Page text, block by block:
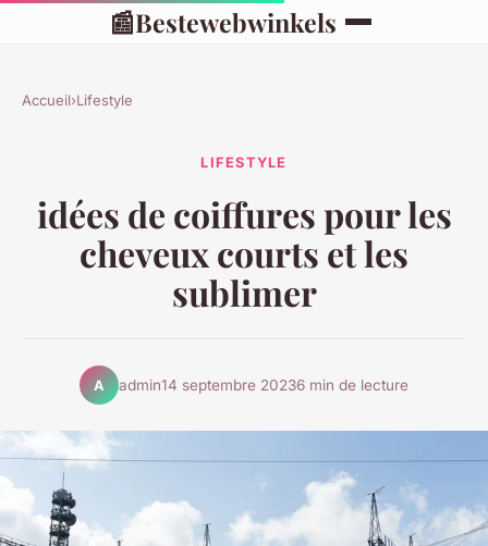
📰Bestewebwinkels
Accueil›Lifestyle
LIFESTYLE
idées de coiffures pour les
cheveux courts et les
sublimer
A admin14 septembre 20236 min de lecture